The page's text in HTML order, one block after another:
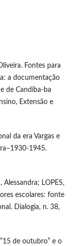
Fontes para
a documentação
de Candiba-ba
Extensão e
da era Vargas e
1945.
LOPES,
escolares: fonte
Dialogia, n. 38,
de outubro” e o